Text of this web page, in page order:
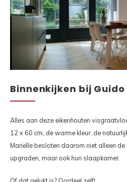
Binnenkijken bij
Alles aan deze eikenhouten
12 x 60 cm, de warme kleur, de
Mariëlle besloten daarom niet alleen
upgraden, maar ook hun slaapkamer.
Of dat gelukt is? Oordeel zelf!